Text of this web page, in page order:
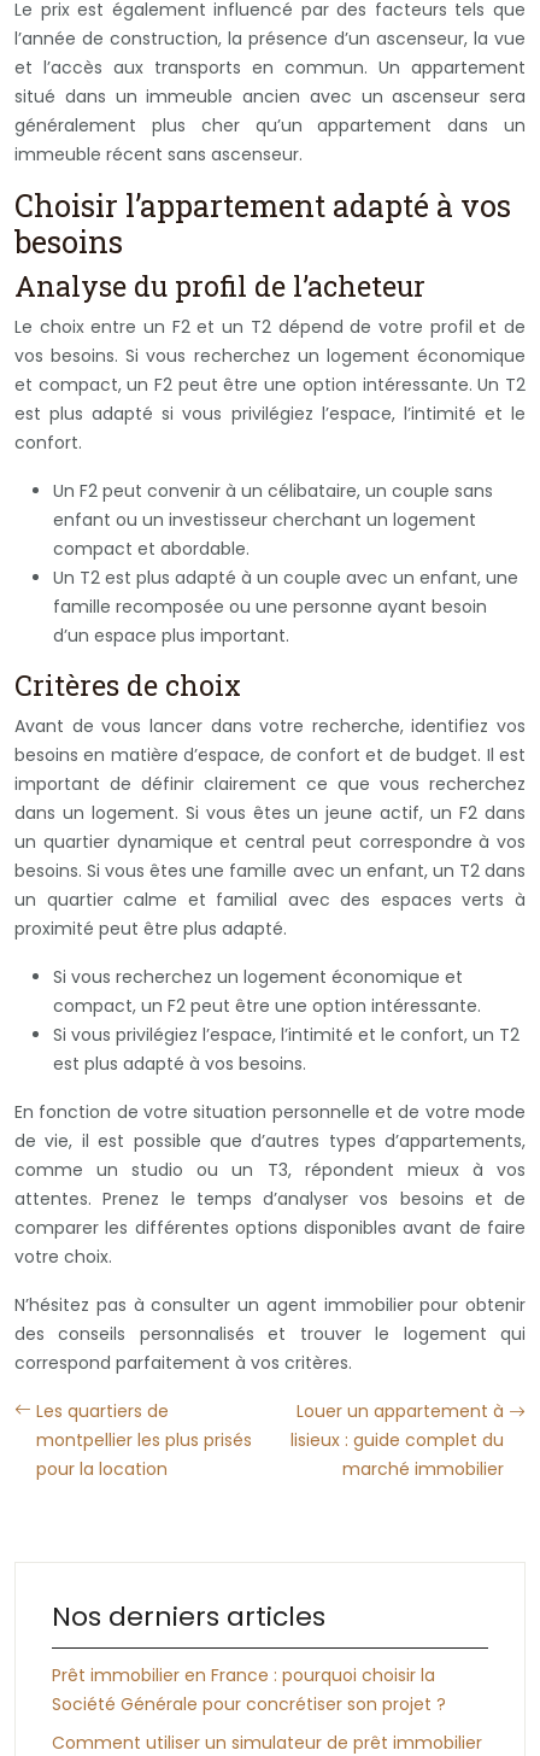
Le prix est également influencé par des facteurs tels que
l’année de construction, la présence d’un ascenseur, la vue
et l’accès aux transports en commun. Un appartement
situé dans un immeuble ancien avec un ascenseur sera
généralement plus cher qu’un appartement dans un
immeuble récent sans ascenseur.
Choisir l’appartement adapté à vos
besoins
Analyse du profil de l’acheteur
Le choix entre un F2 et un T2 dépend de votre profil et de
vos besoins. Si vous recherchez un logement économique
et compact, un F2 peut être une option intéressante. Un T2
est plus adapté si vous privilégiez l’espace, l’intimité et le
confort.
Un F2 peut convenir à un célibataire, un couple sans
enfant ou un investisseur cherchant un logement
compact et abordable.
Un T2 est plus adapté à un couple avec un enfant, une
famille recomposée ou une personne ayant besoin
d’un espace plus important.
Critères de choix
Avant de vous lancer dans votre recherche, identifiez vos
besoins en matière d’espace, de confort et de budget. Il est
important de définir clairement ce que vous recherchez
dans un logement. Si vous êtes un jeune actif, un F2 dans
un quartier dynamique et central peut correspondre à vos
besoins. Si vous êtes une famille avec un enfant, un T2 dans
un quartier calme et familial avec des espaces verts à
proximité peut être plus adapté.
Si vous recherchez un logement économique et
compact, un F2 peut être une option intéressante.
Si vous privilégiez l’espace, l’intimité et le confort, un T2
est plus adapté à vos besoins.
En fonction de votre situation personnelle et de votre mode
de vie, il est possible que d’autres types d’appartements,
comme un studio ou un T3, répondent mieux à vos
attentes. Prenez le temps d’analyser vos besoins et de
comparer les différentes options disponibles avant de faire
votre choix.
N’hésitez pas à consulter un agent immobilier pour obtenir
des conseils personnalisés et trouver le logement qui
correspond parfaitement à vos critères.
Les quartiers de
montpellier les plus prisés
pour la location
Louer un appartement à
lisieux : guide complet du
marché immobilier
Nos derniers articles
Prêt immobilier en France : pourquoi choisir la
Société Générale pour concrétiser son projet ?
Comment utiliser un simulateur de prêt immobilier